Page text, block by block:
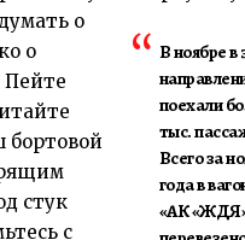
о
о
Пейте
бортовой
стук
с
В ноябре в
поехали
тыс.
Всего за
года в
«АК